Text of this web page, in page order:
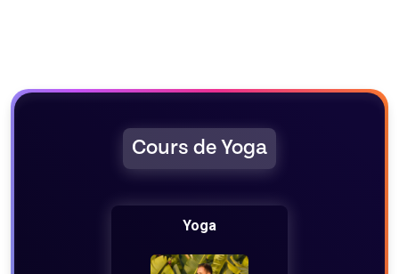
Cours de Yoga
Yoga